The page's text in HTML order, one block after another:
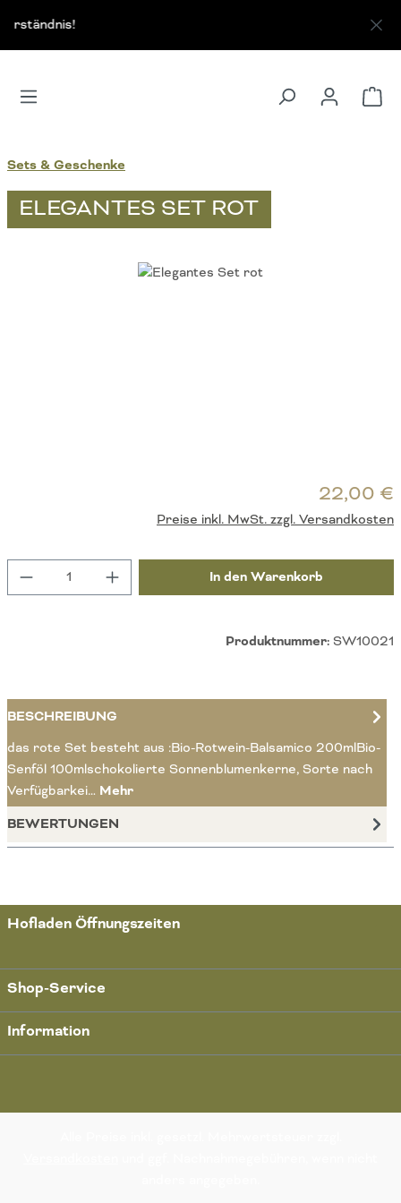
Zum Hauptinhalt springen
Sets & Geschenke
ELEGANTES SET ROT
Bildergalerie überspringen
22,00 €
Preise inkl. MwSt. zzgl. Versandkosten
Produkt Anzahl: Gib den gewünschten Wert
In den Warenkorb
Produktnummer: SW10021
BESCHREIBUNG
das rote Set besteht aus :Bio-Rotwein-Balsamico 200mlBio-
Senföl 100mlschokolierte Sonnenblumenkerne, Sorte nach
Verfügbarkei… Mehr
BEWERTUNGEN
Hofladen Öffnungszeiten
Shop-Service
Information